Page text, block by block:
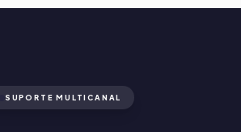
SUPORTE MULTICANAL